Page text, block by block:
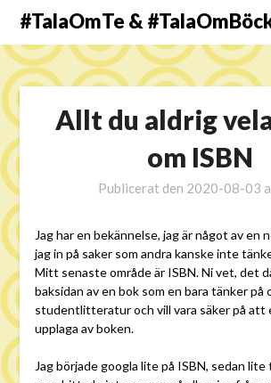
#TalaOmTe &
Allt du aldrig
om ISBN
Publicerat den 2020-08-03
Jag har en bekännelse, jag är något av en
jag in på saker som andra kanske inte
Mitt senaste område är ISBN. Ni vet, det
baksidan av en bok som en bara tänker
studentlitteratur och vill vara säker på att
upplaga av boken.
Jag började googla lite på ISBN, sedan